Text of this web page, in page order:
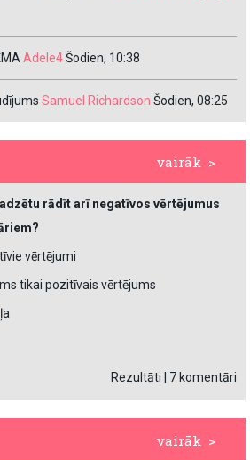
Adele4Šodien, 10:38
Samuel Richardson Šodien, 08:25
vairāk >
rādīt arī negatīvos vērtējumus
vērtējumi
tikai pozitīvais vērtējums
Rezultāti 7 komentāri
vairāk >